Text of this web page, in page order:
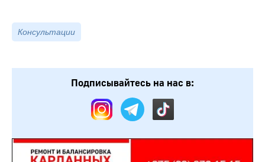
Консультации
Подписывайтесь на нас в: